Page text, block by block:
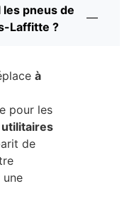
pneus de
Laffitte ?
à
pour les
utilitaires
de